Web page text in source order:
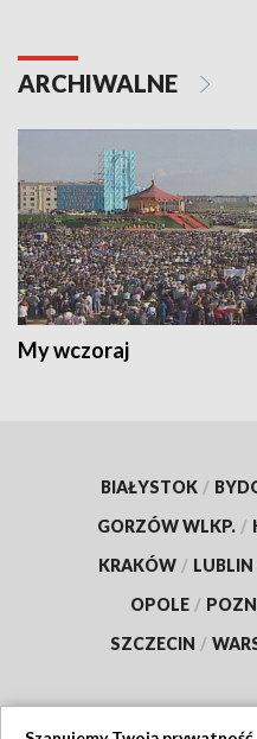
ARCHIWALNE
My wczoraj
BIAŁYSTOK /
GORZÓW WLKP. /
KRAKÓW / LUBLIN
OPOLE /
SZCZECIN /